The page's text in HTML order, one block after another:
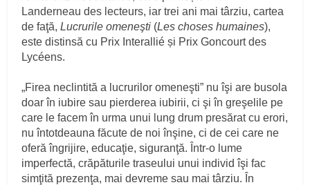
Landerneau des lecteurs, iar trei ani mai târziu, cartea
de faţă,Lucrurile omeneşti (Les choses humaines),
este distinsă cu Prix Interallié și Prix Goncourt des
Lycéens.
„Firea neclintită a lucrurilor omeneşti” nu îşi are busola
doar în iubire sau pierderea iubirii, ci şi în greşelile pe
care le facem în urma unui lung drum presărat cu erori,
nu întotdeauna făcute de noi înşine, ci de cei care ne
oferă îngrijire, educaţie, siguranţă. Într-o lume
imperfectă, crăpăturile traseului unui individ îşi fac
simţită prezenţa, mai devreme sau mai târziu. În